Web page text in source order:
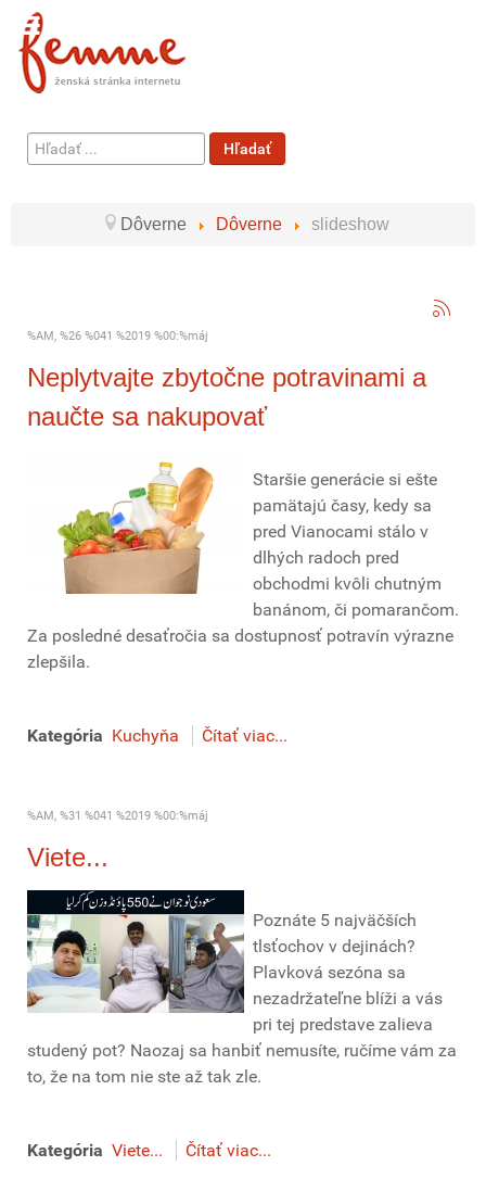
Hľadať
...
Hľadať
Dôverne Dôverne slideshow
%AM, %26 %041 %2019 %00:%máj
Neplytvajte zbytočne potravinami a
naučte sa nakupovať
Staršie generácie si ešte
pamätajú časy, kedy sa
pred Vianocami stálo v
dlhých radoch pred
obchodmi kvôli chutným
banánom, či pomarančom.
Za posledné desaťročia sa dostupnosť potravín výrazne
zlepšila.
Kategória Kuchyňa Čítať viac...
%AM, %31 %041 %2019 %00:%máj
Viete...
Poznáte 5 najväčších
tlsťochov v dejinách?
Plavková sezóna sa
nezadržateľne blíži a vás
pri tej predstave zalieva
studený pot? Naozaj sa hanbiť nemusíte, ručíme vám za
to, že na tom nie ste až tak zle.
Kategória Viete... Čítať viac...